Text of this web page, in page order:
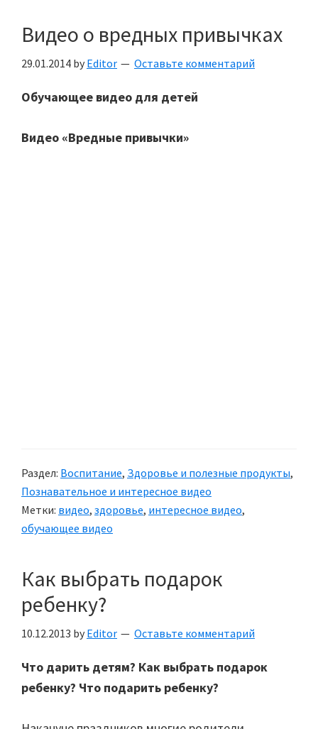
Видео о вредных привычках
29.01.2014 by Editor Оставьте комментарий
Обучающее видео для детей
Видео «Вредные привычки»
Раздел: Воспитание, Здоровье и полезные продукты,
Познавательное и интересное видео
Метки: видео, здоровье, интересное видео,
обучающее видео
Как выбрать подарок
ребенку?
10.12.2013 by Editor Оставьте комментарий
Что дарить детям? Как выбрать подарок
ребенку? Что подарить ребенку?